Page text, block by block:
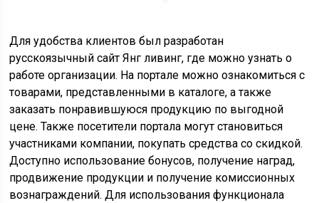
Для удобства клиентов был разработан
русскоязычный сайт Янг ливинг, где можно узнать о
работе организации. На портале можно ознакомиться с
товарами, представленными в каталоге, а также
заказать понравившуюся продукцию по выгодной
цене. Также посетители портала могут становиться
участниками компании, покупать средства со скидкой.
Доступно использование бонусов, получение наград,
продвижение продукции и получение комиссионных
вознаграждений. Для использования функционала